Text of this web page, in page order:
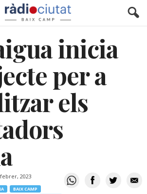
inicia
per a
els
2023
BAIX CAMP